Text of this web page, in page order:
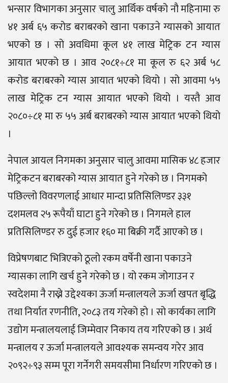
भन्सार विभागका अनुसार चालु आर्थिक वर्षको नौ महिनामा रु
४१ अर्ब ६५ करोड बराबरको खाना पकाउने ग्यासको आयात
भएको छ । सो अवधिमा कूल ४१ लाख मेट्रिक टन ग्यास
आयात भएको छ । आव २०८१÷८१ मा कूल रु ६२ अर्ब ५८
करोड बराबरको ग्यास आयात भएको थियो । सो आवमा ५५
लाख मेट्रिक टन ग्यास आयात भएको थियो । यस्तै आव
२०८०÷८१ मा रु ५५ अर्ब बराबरको ग्यास आयात भएको थियो
।
नेपाल आयल निगमका अनुसार चालु आवमा मासिक ४८ हजार
मेट्रिकटन बराबरको ग्यास आयात हुने गरेको छ । निगमको
पछिल्लो विवरणलाई आधार मान्दा प्रतिसिलिण्डर ३३१
दशमलव २५ रूपैयाँ घाटा हुने गरेको छ । निगमले हाल
प्रतिसिलिण्डर रु दुई हजार १६० मा बिक्री गर्दै आएको छ ।
विप्रेषणबाट भित्रिएको ठूलो रकम वर्षेनी खाना पकाउने
ग्यासका लागि खर्च हुने गरेको छ । यो रकम जोगाउन र
स्वदेशमा नै राख्ने उद्देश्यका ऊर्जा मन्त्रालयले ऊर्जा खपत बृद्धि
तथा निर्यात रणनीति, २०८३ तय गरेको हो । सो कार्यका लागि
उद्योग मन्त्रालयलाई जिम्मेवार निकाय तय गरिएको छ । अर्थ
मन्त्रालय र ऊर्जा मन्त्रालयले आवश्यक समन्वय गरेर आव
२०९२÷९३ सम्म पूरा गर्नेगरी समयसीमा निर्धारण गरिएको छ ।